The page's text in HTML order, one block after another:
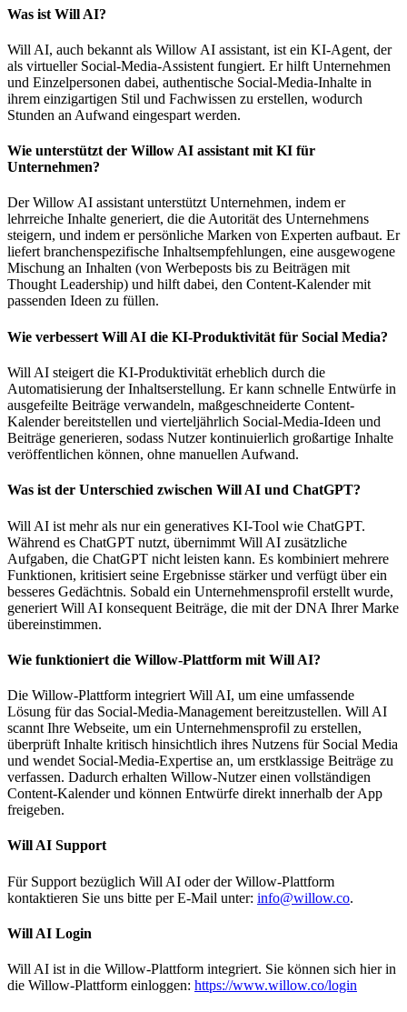
Was ist Will AI?
Will AI, auch bekannt als Willow AI assistant, ist ein KI-Agent, der
als virtueller Social-Media-Assistent fungiert. Er hilft Unternehmen
und Einzelpersonen dabei, authentische Social-Media-Inhalte in
ihrem einzigartigen Stil und Fachwissen zu erstellen, wodurch
Stunden an Aufwand eingespart werden.
Wie unterstützt der Willow AI assistant mit KI für
Unternehmen?
Der Willow AI assistant unterstützt Unternehmen, indem er
lehrreiche Inhalte generiert, die die Autorität des Unternehmens
steigern, und indem er persönliche Marken von Experten aufbaut. Er
liefert branchenspezifische Inhaltsempfehlungen, eine ausgewogene
Mischung an Inhalten (von Werbeposts bis zu Beiträgen mit
Thought Leadership) und hilft dabei, den Content-Kalender mit
passenden Ideen zu füllen.
Wie verbessert Will AI die KI-Produktivität für Social Media?
Will AI steigert die KI-Produktivität erheblich durch die
Automatisierung der Inhaltserstellung. Er kann schnelle Entwürfe in
ausgefeilte Beiträge verwandeln, maßgeschneiderte Content-
Kalender bereitstellen und vierteljährlich Social-Media-Ideen und
Beiträge generieren, sodass Nutzer kontinuierlich großartige Inhalte
veröffentlichen können, ohne manuellen Aufwand.
Was ist der Unterschied zwischen Will AI und ChatGPT?
Will AI ist mehr als nur ein generatives KI-Tool wie ChatGPT.
Während es ChatGPT nutzt, übernimmt Will AI zusätzliche
Aufgaben, die ChatGPT nicht leisten kann. Es kombiniert mehrere
Funktionen, kritisiert seine Ergebnisse stärker und verfügt über ein
besseres Gedächtnis. Sobald ein Unternehmensprofil erstellt wurde,
generiert Will AI konsequent Beiträge, die mit der DNA Ihrer Marke
übereinstimmen.
Wie funktioniert die Willow-Plattform mit Will AI?
Die Willow-Plattform integriert Will AI, um eine umfassende
Lösung für das Social-Media-Management bereitzustellen. Will AI
scannt Ihre Webseite, um ein Unternehmensprofil zu erstellen,
überprüft Inhalte kritisch hinsichtlich ihres Nutzens für Social Media
und wendet Social-Media-Expertise an, um erstklassige Beiträge zu
verfassen. Dadurch erhalten Willow-Nutzer einen vollständigen
Content-Kalender und können Entwürfe direkt innerhalb der App
freigeben.
Will AI Support
Für Support bezüglich Will AI oder der Willow-Plattform
kontaktieren Sie uns bitte per E-Mail unter: info@willow.co.
Will AI Login
Will AI ist in die Willow-Plattform integriert. Sie können sich hier in
die Willow-Plattform einloggen: https://www.willow.co/login